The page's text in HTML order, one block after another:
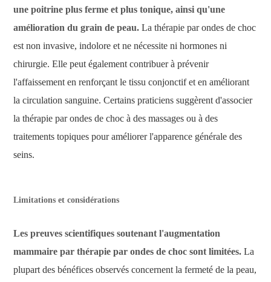
une poitrine plus ferme et plus tonique, ainsi qu'une
amélioration du grain de peau. La thérapie par ondes de choc
est non invasive, indolore et ne nécessite ni hormones ni
chirurgie. Elle peut également contribuer à prévenir
l'affaissement en renforçant le tissu conjonctif et en améliorant
la circulation sanguine. Certains praticiens suggèrent d'associer
la thérapie par ondes de choc à des massages ou à des
traitements topiques pour améliorer l'apparence générale des
seins.
Limitations et considérations
Les preuves scientifiques soutenant l'augmentation
mammaire par thérapie par ondes de choc sont limitées. La
plupart des bénéfices observés concernent la fermeté de la peau,